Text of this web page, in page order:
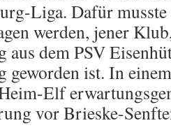
Liga. Dafür
werden, jener
dem PSV
geworden ist. In
Elf
vor Brieske-